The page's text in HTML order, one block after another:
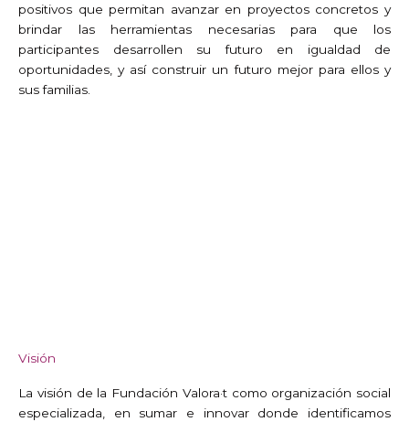
positivos que permitan avanzar en proyectos concretos y
brindar las herramientas necesarias para que los
participantes desarrollen su futuro en igualdad de
oportunidades, y así construir un futuro mejor para ellos y
sus familias.
Visión
La visión de la Fundación Valora·t como organización social
especializada, en sumar e innovar donde identificamos